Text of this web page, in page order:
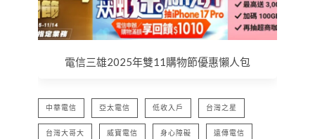
電信三雄2025年雙11購物節優惠懶人包
中華電信 亞太電信 低收入戶 台灣之星
台灣大哥大 威寶電信 身心障礙 遠傳電信